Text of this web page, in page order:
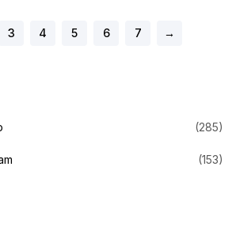
3 4 5 6 7 →
(285)
(153)